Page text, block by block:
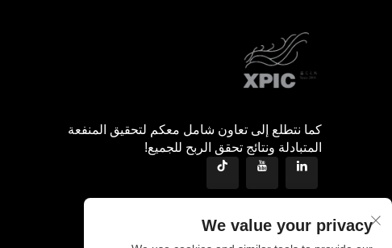
كما نتطلع إلى تعاون شامل معكم لتحقيق المنفعة
المتبادلة ونتائج تحقق الربح للجميع!
We value your privacy